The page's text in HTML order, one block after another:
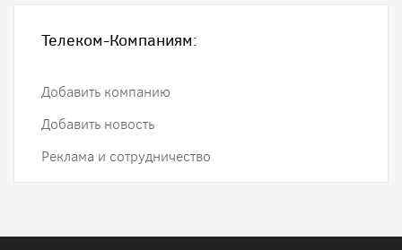
Телеком-Компаниям:
Добавить компанию
Добавить новость
Реклама и сотрудничество